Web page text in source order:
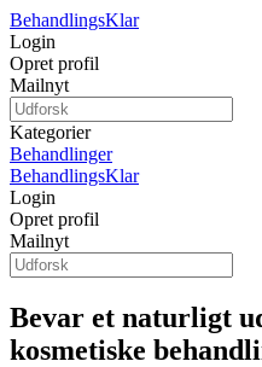
BehandlingsKlar
Login
Opret profil
Mailnyt
Kategorier
Behandlinger
BehandlingsKlar
Login
Opret profil
Mailnyt
Bevar et naturligt
kosmetiske